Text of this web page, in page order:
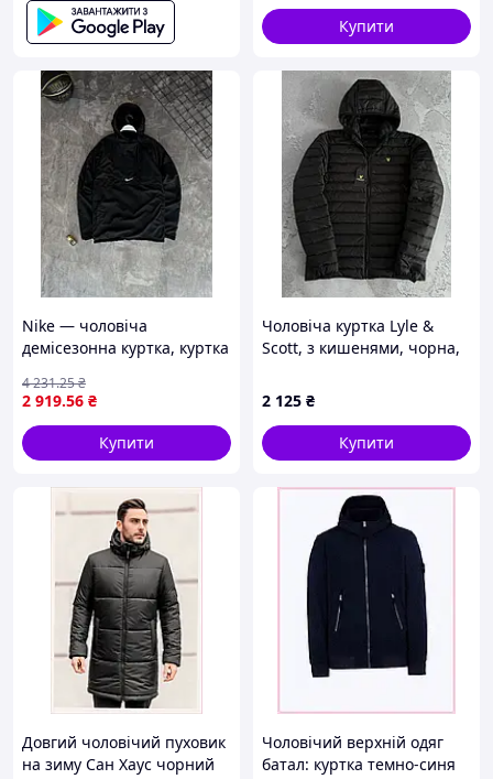
Купити
Nike — чоловіча
демісезонна куртка, куртка
турецьке виробництво
2 919.56 ₴
4 231.25₴
Купити
Чоловіча куртка Lyle &
Scott, з кишенями, чорна,
демісезон, Туреччина
2 125 ₴
Купити
Довгий чоловічий пуховик
на зиму Сан Хаус чорний
Чоловічий верхній одяг
батал: куртка темно-синя